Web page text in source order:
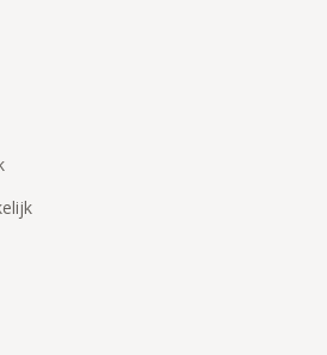
uit het standaard wagenpark,
niveau sparen door het
luxe auto's en